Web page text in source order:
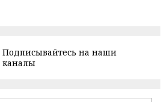
Подписывайтесь на наши
каналы